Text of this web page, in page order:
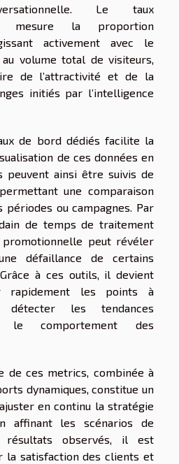
Le taux
mesure la proportion
activement avec le
volume total de visiteurs,
de l’attractivité et de la
initiés par l’intelligence
de bord dédiés facilite la
de ces données en
peuvent ainsi être suivis de
une comparaison
ou campagnes. Par
de temps de traitement
promotionnelle peut révéler
défaillance de certains
à ces outils, il devient
rapidement les points à
les tendances
le comportement des
de ces metrics, combinée à
dynamiques, constitue un
en continu la stratégie
affinant les scénarios de
résultats observés, il est
la satisfaction des clients et